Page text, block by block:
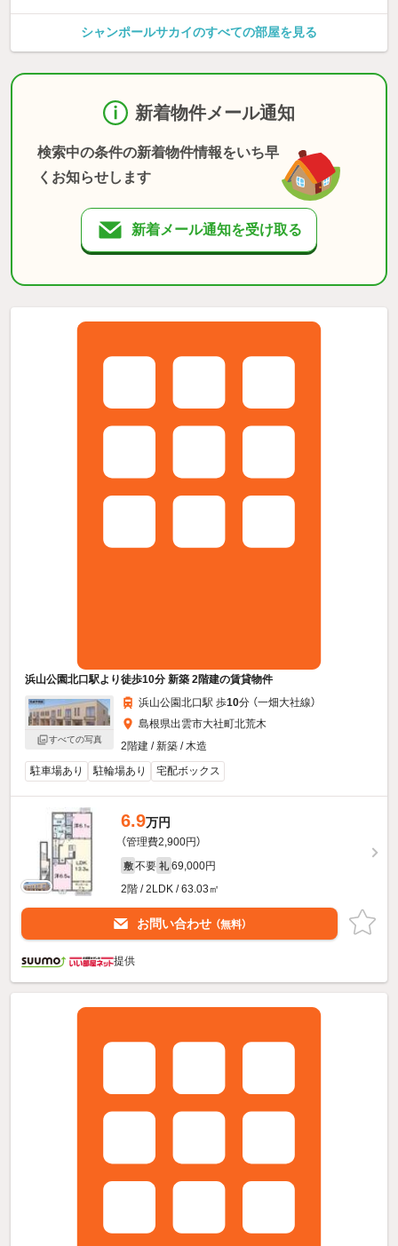
シャンポールサカイのすべての部屋を見る
新着物件メール通知
検索中の条件の新着物件情報をいち早
くお知らせします
新着メール通知を受け取る
浜山公園北口駅より徒歩10分 新築 2階建の賃貸物件
すべての写真
浜山公園北口駅 歩10分 （一畑大社線）
島根県出雲市大社町北荒木
2階建 / 新築 / 木造
駐車場あり
駐輪場あり 宅配ボックス
6.9万円
（管理費2,900円）
敷 不要 礼 69,000円
2階 / 2LDK / 63.03㎡
お問い合わせ （無料）
提供